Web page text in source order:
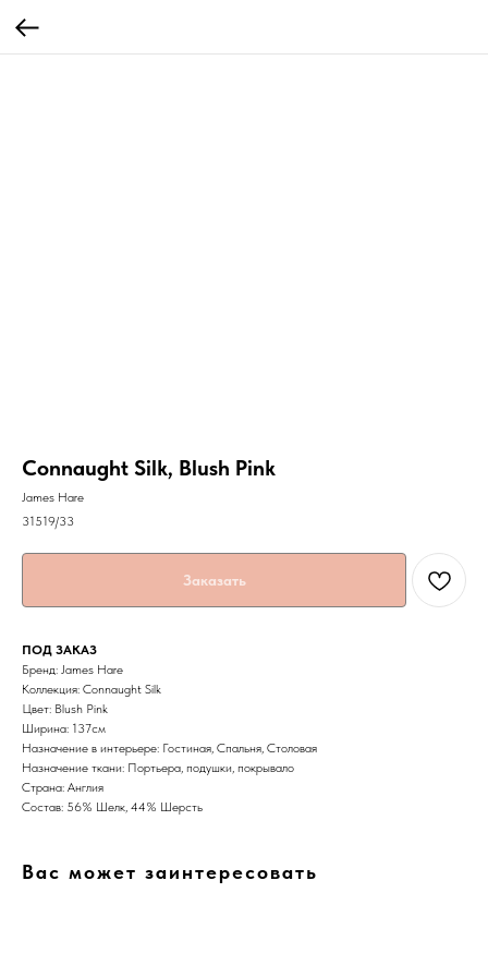
Connaught Silk, Blush Pink
James Hare
31519/33
Заказать
ПОД ЗАКАЗ
Бренд: James Hare
Коллекция: Connaught Silk
Цвет: Blush Pink
Ширина: 137cм
Назначение в интерьере: Гостиная, Спальня, Столовая
Назначение ткани: Портьера, подушки, покрывало
Страна: Англия
Состав: 56% Шелк, 44% Шерсть
Вас может заинтересовать